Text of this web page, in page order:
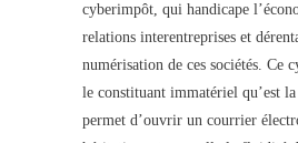
cyberimpôt, qui handicape
relations interentreprises et
numérisation de ces sociétés. Ce
le constituant immatériel qu’est
permet d’ouvrir un courrier